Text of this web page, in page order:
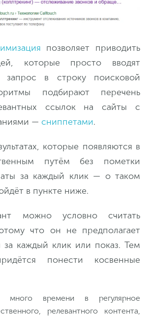
позволяет приводить
которые просто вводят
запрос в строку поисковой
подбирают перечень
ссылок на сайты с
— сниппетами.
которые появляются в
путём без пометки
за каждый клик — о таком
в пункте ниже.
можно условно считать
что он не предполагает
каждый клик или показ. Тем
понести косвенные
много времени в регулярное
релевантного контента,